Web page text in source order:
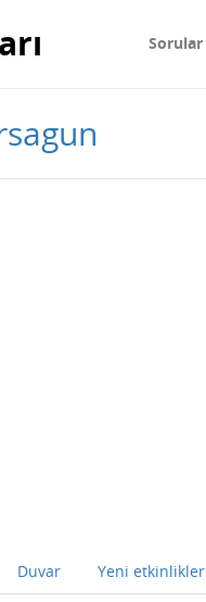
Sorular
Duvar Yeni etkinlikler